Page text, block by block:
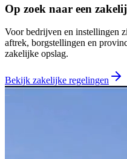
Op zoek naar een
Voor bedrijven en instellingen
aftrek, borgstellingen en
zakelijke opslag.
Bekijk zakelijke regelingen